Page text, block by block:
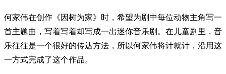
何家伟在创作《因树为家》时，希望为剧中每位动物主角写一
首主题曲，写着写着却写成一出迷你音乐剧。在儿童剧里，音
乐往往是一个很好的传达方法，所以何家伟将计就计，沿用这
一方式完成了这个作品。